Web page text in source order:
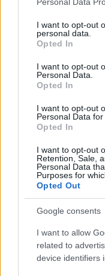
not limited to your
grant or deny
use your data for
consent section.
I want to opt-out
personal data.
Opted In
I want to opt-out
Personal Data.
Opted In
I want to opt-out
Personal Data for
Opted In
I want to opt-out
Retention, Sale,
Personal Data
Purposes for
Opted Out
Google consents
I want to allow
related to
device identifiers
A BYD új,
több versenytárs
autógyártás
BYD-val, az az
#byd #ev
#qin plus